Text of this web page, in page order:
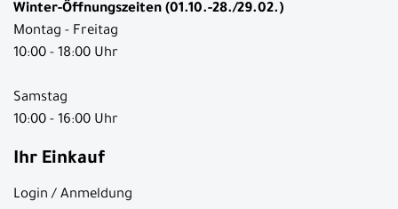
Winter-Öffnungszeiten (01.10.-28./29.02.)
Montag - Freitag
10:00 - 18:00 Uhr
Samstag
10:00 - 16:00 Uhr
Ihr Einkauf
Login / Anmeldung